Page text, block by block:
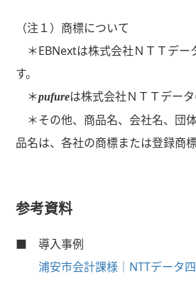
（注１）商標について
＊EBNextは株式会社ＮＴＴデー
す。
＊pufureは株式会社ＮＴＴデータ
＊その他、商品名、会社名、団
品名は、各社の商標または登録商標
参考資料
■ 導入事例
浦安市会計課様｜NTTデータ